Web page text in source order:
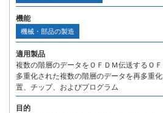
機能
機械・部品の製造
適用製品
複数の階層のデータをＯＦＤＭ伝送するＯ
多重化された複数の階層のデータを再多重
置、チップ、およびプログラム
目的